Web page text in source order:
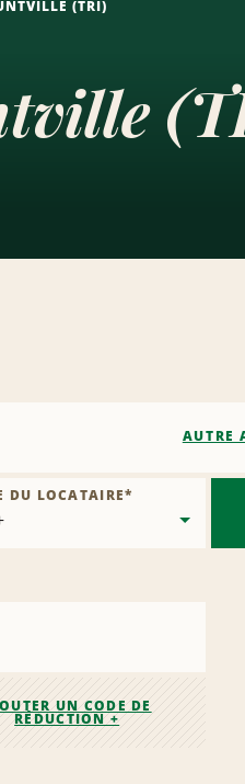
(TRI)
AUTRE
DU LOCATAIRE*
UN CODE DE
RÉDUCTION +